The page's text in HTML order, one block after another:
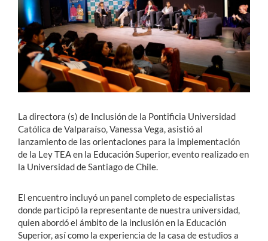
English
La directora (s) de Inclusión de la Pontificia Universidad
Católica de Valparaíso, Vanessa Vega, asistió al
lanzamiento de las orientaciones para la implementación
de la Ley TEA en la Educación Superior, evento realizado en
la Universidad de Santiago de Chile.
El encuentro incluyó un panel completo de especialistas
donde participó la representante de nuestra universidad,
quien abordó el ámbito de la inclusión en la Educación
Superior, así como la experiencia de la casa de estudios a